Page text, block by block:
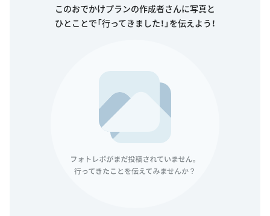
このおでかけプランの作成者さんに写真と
ひとことで「行ってきました！」を伝えよう！